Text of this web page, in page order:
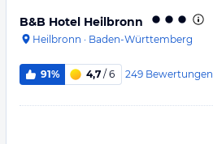
B&B Hotel Heilbronn
Heilbronn · Baden-Württemberg
91% 4,7 / 6 249 Bewertungen